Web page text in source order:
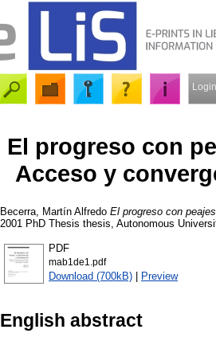
Login
El progreso con
Acceso y
Becerra, Martín Alfredo El progreso con
2001 PhD Thesis thesis, Autonomous
PDF
mab1de1.pdf
Download (700kB) | Preview
English abstract